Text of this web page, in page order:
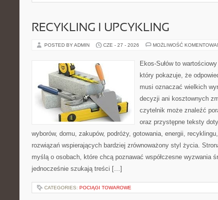
RECYKLING I UPCYKLING
POSTED BY ADMIN CZE - 27 - 2026 MOŻLIWOŚĆ
Ekos-Sułów to
który pokazuje, że
musi oznaczać wielkich
decyzji ani kosztownych
czytelnik może znaleźć
oraz przystępne teksty
wyborów, domu, zakupów, podróży, gotowania, energii,
rozwiązań wspierających bardziej zrównoważony styl życia.
myślą o osobach, które chcą poznawać współczesne wyzwania
jednocześnie szukają treści […]
CATEGORIES: POCIĄGI TOWAROWE